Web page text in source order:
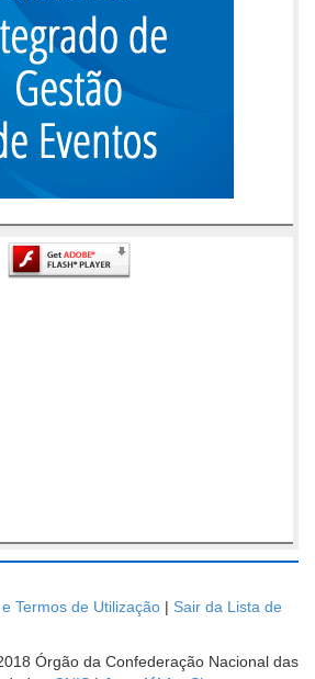
Termos de Utilização | Sair da Lista de
Órgão da Confederação Nacional das